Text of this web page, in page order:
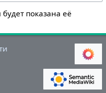
показана её